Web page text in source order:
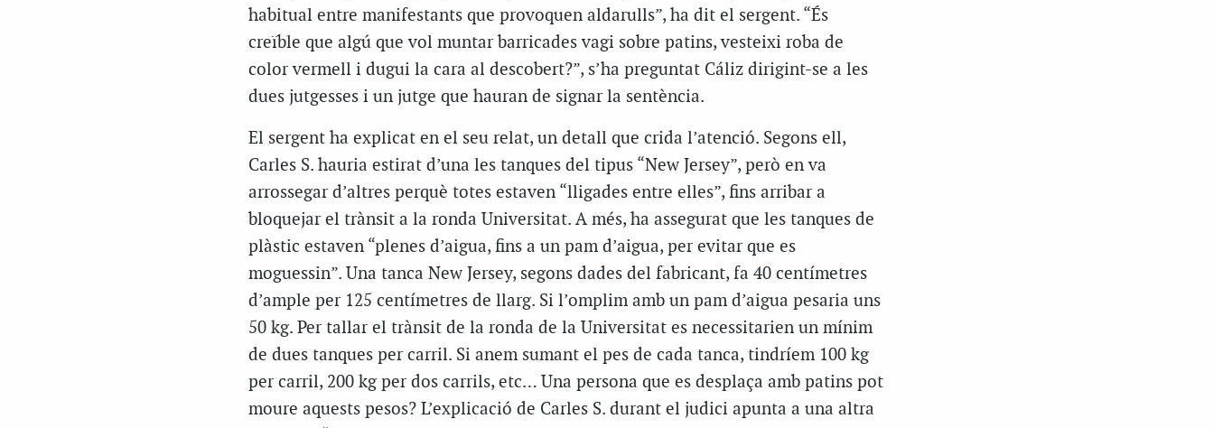
habitual entre manifestants que provoquen aldarulls”, ha dit el sergent. “És
creïble que algú que vol muntar barricades vagi sobre patins, vesteixi roba de
color vermell i dugui la cara al descobert?”, s’ha preguntat Cáliz dirigint-se a les
dues jutgesses i un jutge que hauran de signar la sentència.
El sergent ha explicat en el seu relat, un detall que crida l’atenció. Segons ell,
Carles S. hauria estirat d’una les tanques del tipus “New Jersey”, però en va
arrossegar d’altres perquè totes estaven “lligades entre elles”, fins arribar a
bloquejar el trànsit a la ronda Universitat. A més, ha assegurat que les tanques de
plàstic estaven “plenes d’aigua, fins a un pam d’aigua, per evitar que es
moguessin”. Una tanca New Jersey, segons dades del fabricant, fa 40 centímetres
d’ample per 125 centímetres de llarg. Si l’omplim amb un pam d’aigua pesaria uns
50 kg. Per tallar el trànsit de la ronda de la Universitat es necessitarien un mínim
de dues tanques per carril. Si anem sumant el pes de cada tanca, tindríem 100 kg
per carril, 200 kg per dos carrils, etc… Una persona que es desplaça amb patins pot
moure aquests pesos? L’explicació de Carles S. durant el judici apunta a una altra